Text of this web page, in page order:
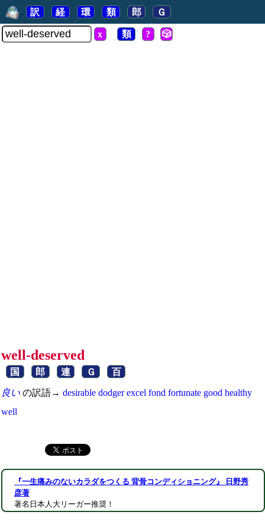
訳 経 環 類 郎 Ｇ
x 類 ? 🎲
well-deserved
国 郎 連 Ｇ 百
良い の訳語→ desirable dodger excel fond fortunate good healthy
well
『一生痛みのないカラダをつくる 背骨コンディショニング』 日野秀
彦著
著名日本人大リーガー推奨！